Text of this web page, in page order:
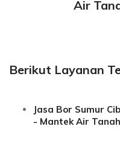
Air
Berikut Layanan
Jasa Bor Sumur
- Mantek Air